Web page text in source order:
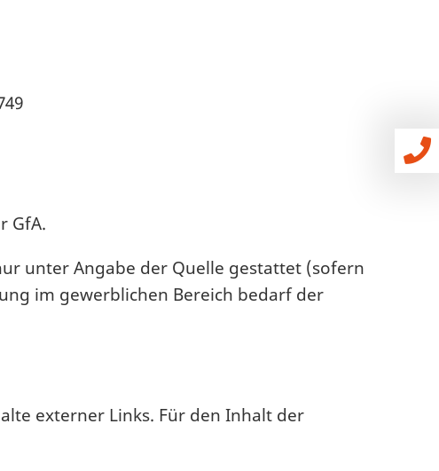
GfA.
unter Angabe der Quelle gestattet (sofern
im gewerblichen Bereich bedarf der
externer Links. Für den Inhalt der